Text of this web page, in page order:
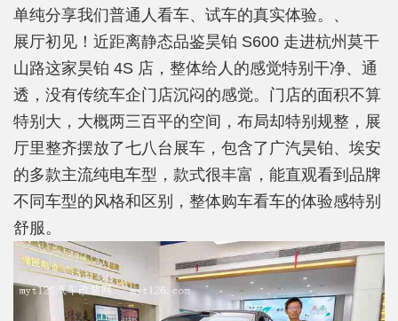
单纯分享我们普通人看车、试车的真实体验。、
展厅初见！近距离静态品鉴昊铂 S600 走进杭州莫干
山路这家昊铂 4S 店，整体给人的感觉特别干净、通
透，没有传统车企门店沉闷的感觉。门店的面积不算
特别大，大概两三百平的空间，布局却特别规整，展
厅里整齐摆放了七八台展车，包含了广汽昊铂、埃安
的多款主流纯电车型，款式很丰富，能直观看到品牌
不同车型的风格和区别，整体购车看车的体验感特别
舒服。